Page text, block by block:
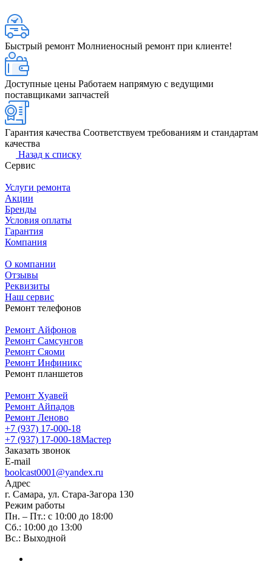
Быстрый ремонт Молниеносный ремонт при клиенте!
Доступные цены Работаем напрямую с ведущими
поставщиками запчастей
Гарантия качества Соответствуем требованиям и стандартам
качества
Назад к списку
Сервис
Услуги ремонта
Акции
Бренды
Условия оплаты
Гарантия
Компания
О компании
Отзывы
Реквизиты
Наш сервис
Ремонт телефонов
Ремонт Айфонов
Ремонт Самсунгов
Ремонт Сяоми
Ремонт Инфиникс
Ремонт планшетов
Ремонт Хуавей
Ремонт Айпадов
Ремонт Леново
+7 (937) 17-000-18
+7 (937) 17-000-18Мастер
Заказать звонок
E-mail
boolcast0001@yandex.ru
Адрес
г. Самара, ул. Стара-Загора 130
Режим работы
Пн. – Пт.: с 10:00 до 18:00
Сб.: 10:00 до 13:00
Вс.: Выходной